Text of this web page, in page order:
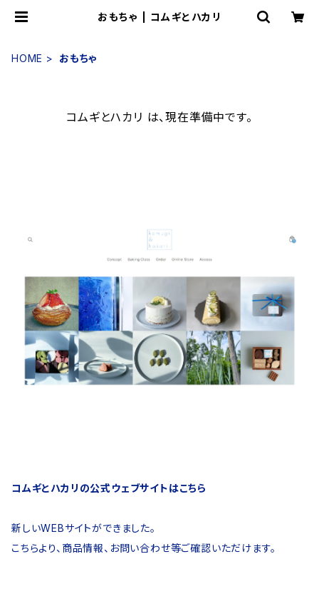
おもちゃ | コムギとハカリ
HOME おもちゃ
コムギとハカリ は、現在準備中です。
コムギとハカリの公式ウェブサイトはこちら
新しいWEBサイトができました。
こちらより、商品情報、お問い合わせ等ご確認いただけます。